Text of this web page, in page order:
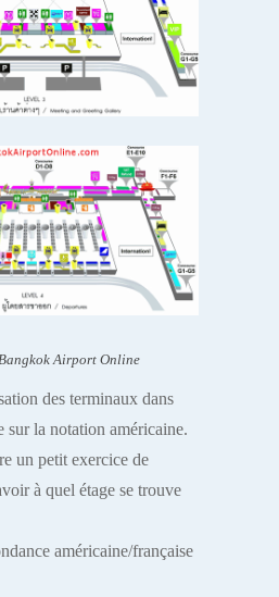
Bangkok Airport Online
des terminaux dans
sur la notation américaine.
un petit exercice de
à quel étage se trouve
américaine/française